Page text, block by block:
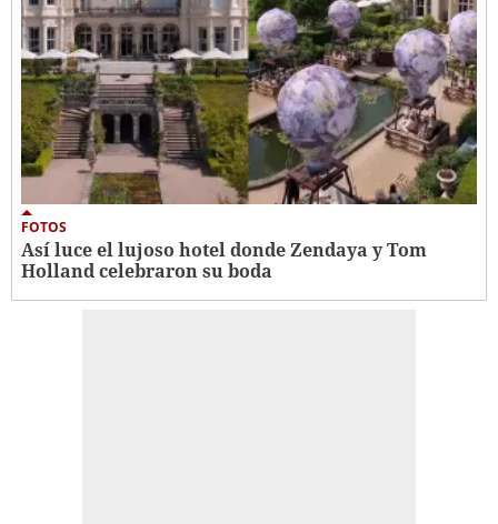
FOTOS
Así luce el lujoso hotel donde Zendaya y Tom
Holland celebraron su boda